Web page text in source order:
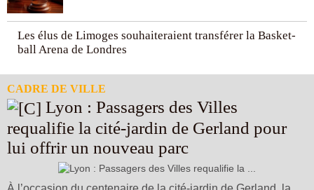
Les élus de Limoges souhaiteraient transférer la Basket-
ball Arena de Londres
CADRE DE VILLE
requalifie la cité-jardin de Gerland pour
lui offrir un nouveau parc